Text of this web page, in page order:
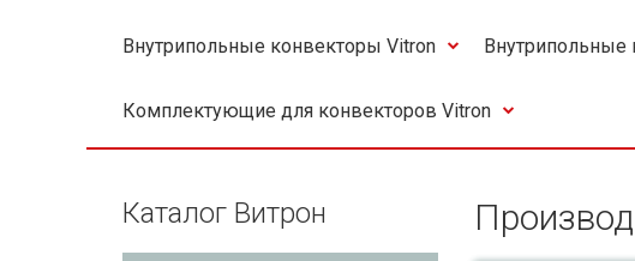
Внутрипольные конвекторы Vitron Внутрипольные
Комплектующие для конвекторов Vitron
Каталог Витрон